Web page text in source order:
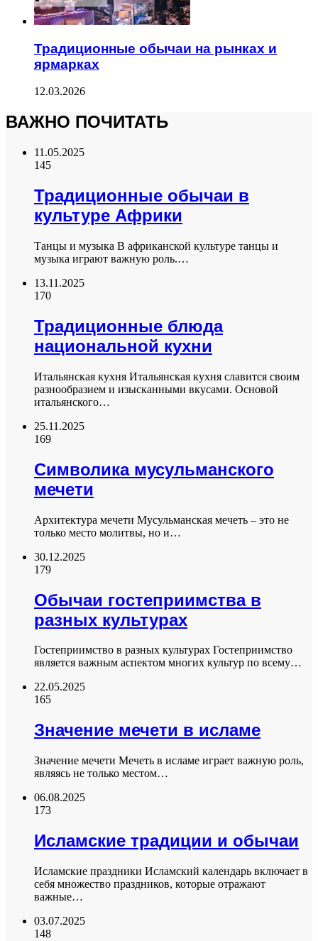
Традиционные обычаи на рынках и
ярмарках
12.03.2026
ВАЖНО ПОЧИТАТЬ
11.05.2025
145
Традиционные обычаи в
культуре Африки
Танцы и музыка В африканской культуре танцы и
музыка играют важную роль.…
13.11.2025
170
Традиционные блюда
национальной кухни
Итальянская кухня Итальянская кухня славится своим
разнообразием и изысканными вкусами. Основой
итальянского…
25.11.2025
169
Символика мусульманского
мечети
Архитектура мечети Мусульманская мечеть – это не
только место молитвы, но и…
30.12.2025
179
Обычаи гостеприимства в
разных культурах
Гостеприимство в разных культурах Гостеприимство
является важным аспектом многих культур по всему…
22.05.2025
165
Значение мечети в исламе
Значение мечети Мечеть в исламе играет важную роль,
являясь не только местом…
06.08.2025
173
Исламские традиции и обычаи
Исламские праздники Исламский календарь включает в
себя множество праздников, которые отражают
важные…
03.07.2025
148